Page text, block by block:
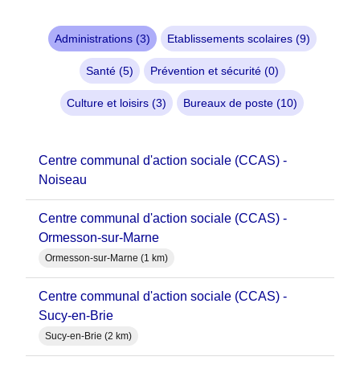
Administrations (3) Etablissements scolaires (9)
Santé (5) Prévention et sécurité (0)
Culture et loisirs (3) Bureaux de poste (10)
Centre communal d'action sociale (CCAS) -
Noiseau
Centre communal d'action sociale (CCAS) -
Ormesson-sur-Marne
Ormesson-sur-Marne (1 km)
Centre communal d'action sociale (CCAS) -
Sucy-en-Brie
Sucy-en-Brie (2 km)